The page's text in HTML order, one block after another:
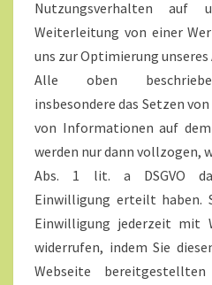
Nutzungsverhalten auf
Weiterleitung von einer
uns zur Optimierung
Alle oben
insbesondere das Setzen
von Informationen auf
werden nur dann vollzogen,
Abs. 1 lit. a DSGVO
Einwilligung erteilt haben.
Einwilligung jederzeit mit
widerrufen, indem Sie
Webseite bereitgestellten